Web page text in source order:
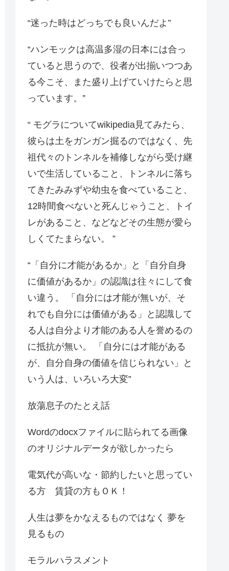
“迷った時はどっちでも良いんだよ”
“ハンモックは高温多湿の日本には合っ
ていると思うので、役者が出揃いつつあ
る今こそ、また盛り上げていけたらと思
っています。”
“ モグラについてwikipedia見てみたら、
彼らは土をガンガン掘るのではなく、先
祖代々のトンネルを補修しながら受け継
いで生活していること、トンネルに落ち
てきたみみずや幼虫を食べていること、
12時間食べないと死んじゃうこと、トイ
レがあること、などなどその生態が愛ら
しくてたまらない。 ”
“「自分に才能があるか」と「自分自身
に価値があるか」の認識は往々にして食
い違う。 「自分には才能が無いが、そ
れでも自分には価値がある」と認識して
る人は自分より才能のある人を誉めるの
に抵抗が無い。 「自分には才能がある
が、自分自身の価値を信じられない」と
いう人は、いろいろ大変”
放蕩息子のたとえ話
Wordのdocxファイルに貼られてる画像
のオリジナルデータが欲しかったら
電気代が高いな・節約したいと思ってい
る方 賃貸の方もＯＫ！
人生は夢をかなえるものではなく 夢を
見るもの
モラルハラスメント